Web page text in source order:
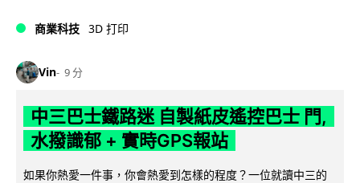
商業科技 3D 打印
Vin 9 分
中三巴士鐵路迷 自製紙皮遙控巴士 門,
水撥識郁 + 實時GPS報站
如果你熱愛一件事，你會熱愛到怎樣的程度？一位就讀中三的